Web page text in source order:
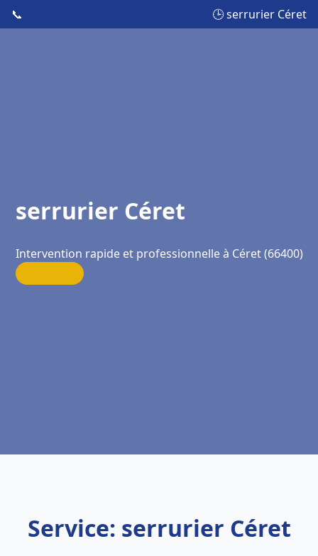
📞 🕒 serrurier Céret
serrurier Céret
Intervention rapide et professionnelle à Céret (66400)
Service: serrurier Céret